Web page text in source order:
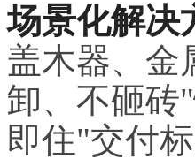
场景化解决
盖木器、金
卸、不砸
即住"交付